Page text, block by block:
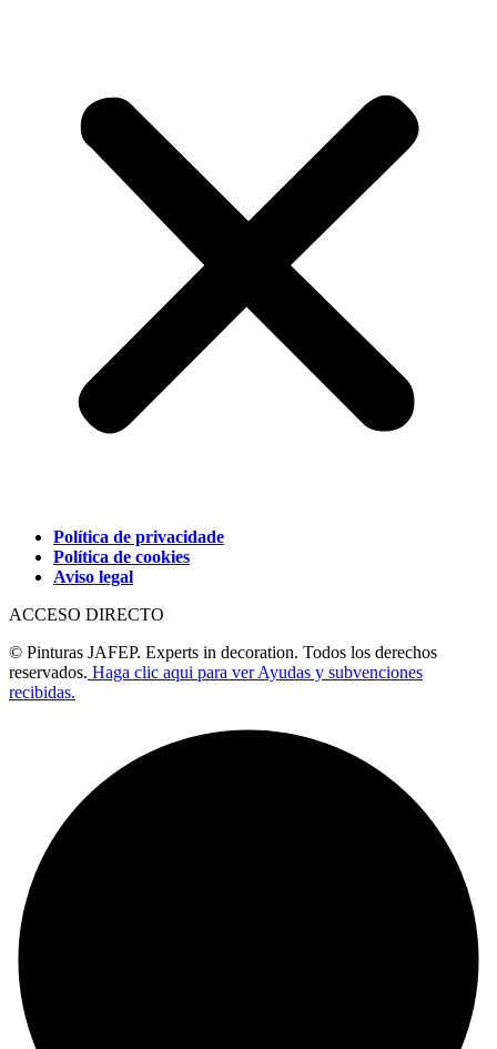
Política de privacidade
Política de cookies
Aviso legal
ACCESO DIRECTO
© Pinturas JAFEP. Experts in decoration. Todos los derechos
reservados. Haga clic aqui para ver Ayudas y subvenciones
recibidas.